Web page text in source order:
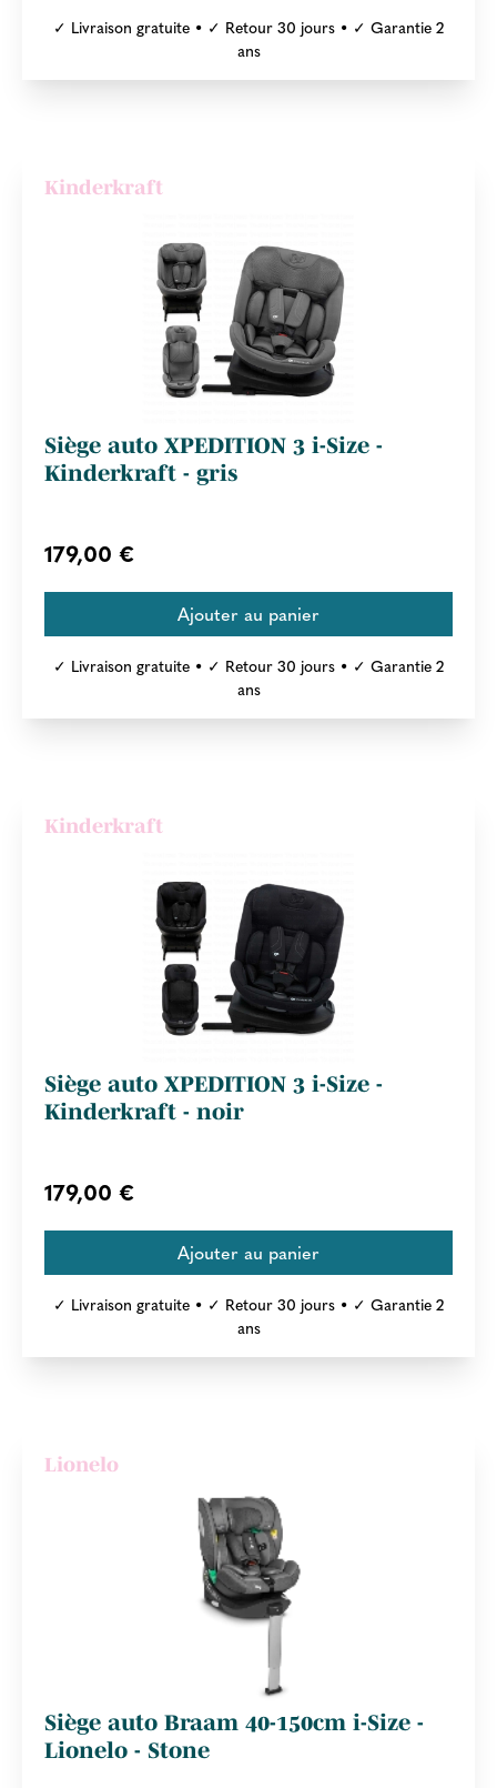
✓ Livraison gratuite • ✓ Retour 30 jours • ✓ Garantie 2
ans
Kinderkraft
Siège auto XPEDITION 3 i-Size -
Kinderkraft - gris
179,00 €
✓ Livraison gratuite • ✓ Retour 30 jours • ✓ Garantie 2
ans
Kinderkraft
Siège auto XPEDITION 3 i-Size -
Kinderkraft - noir
179,00 €
✓ Livraison gratuite • ✓ Retour 30 jours • ✓ Garantie 2
ans
Lionelo
Siège auto Braam 40-150cm i-Size -
Lionelo - Stone